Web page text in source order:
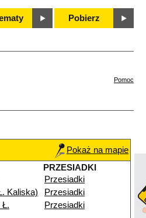
Pobierz
Pomoc
Pokaż na mapie
PRZESIADKI
Przesiadki
Kaliska)
Przesiadki
Ł.
Przesiadki